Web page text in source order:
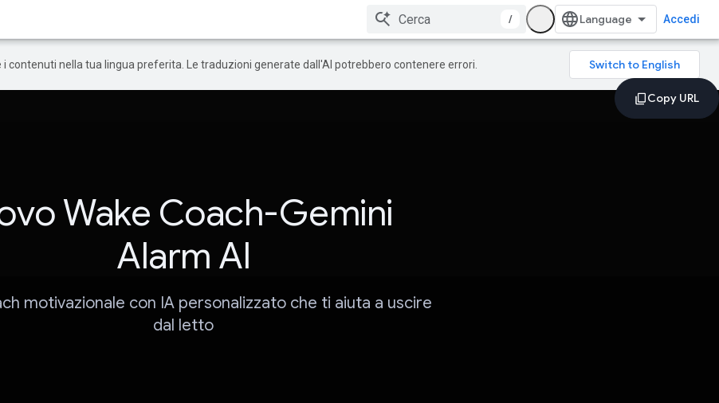
/ Accedi
contenuti nella tua lingua preferita. Le traduzioni generate dall'AI potrebbero contenere errori.
Wake Coach-Gemini
Alarm Al
motivazionale con IA personalizzato che ti aiuta a uscire
dal letto